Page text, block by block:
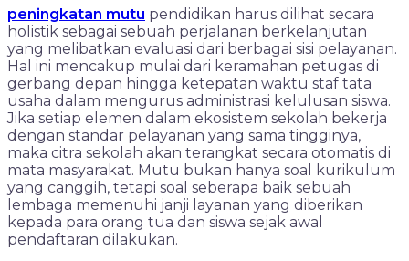
peningkatan mutu pendidikan harus dilihat secara
holistik sebagai sebuah perjalanan berkelanjutan
yang melibatkan evaluasi dari berbagai sisi pelayanan.
Hal ini mencakup mulai dari keramahan petugas di
gerbang depan hingga ketepatan waktu staf tata
usaha dalam mengurus administrasi kelulusan siswa.
Jika setiap elemen dalam ekosistem sekolah bekerja
dengan standar pelayanan yang sama tingginya,
maka citra sekolah akan terangkat secara otomatis di
mata masyarakat. Mutu bukan hanya soal kurikulum
yang canggih, tetapi soal seberapa baik sebuah
lembaga memenuhi janji layanan yang diberikan
kepada para orang tua dan siswa sejak awal
pendaftaran dilakukan.